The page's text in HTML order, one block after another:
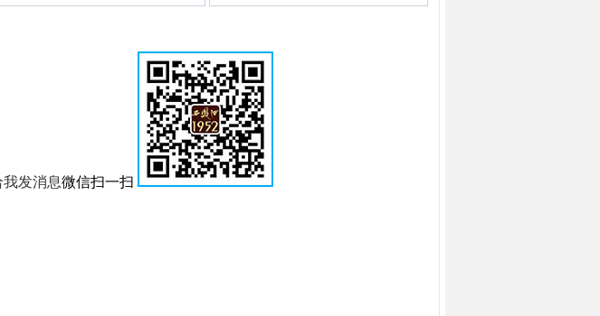
微信扫一扫